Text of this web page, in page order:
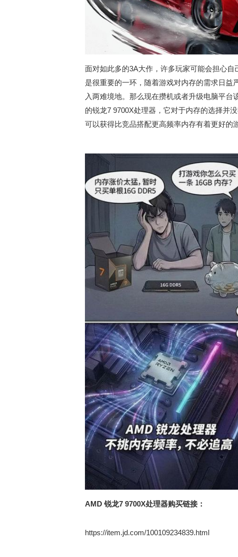
面对如此多的3A大作，许多玩家可能会担心
是很重要的一环，随着游戏对内存的需求日益
入两难境地。那么现在攒机或者升级电脑平台
的锐龙7 9700X处理器，它对于内存的选择并
可以获得比竞品搭配更高频率内存有着更好的
AMD 锐龙7 9700X处理器购买链接：
https://item.jd.com/100109234839.html